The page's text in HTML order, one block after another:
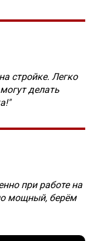
стройке. Легко
делать
при работе на
мощный, берём